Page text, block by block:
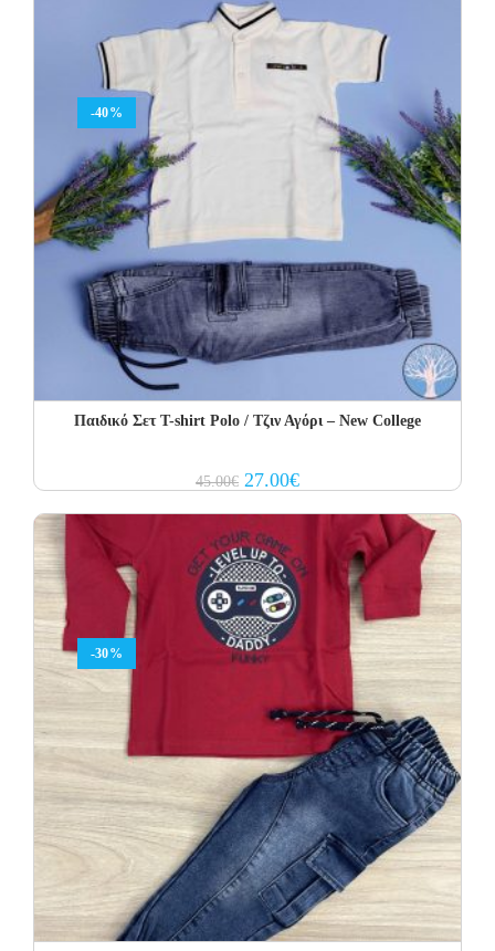
-40%
Παιδικό Σετ Τ-shirt Polo / Τζιν Αγόρι – New College
45.00€ Original
price
27.00€Current
price
-30%